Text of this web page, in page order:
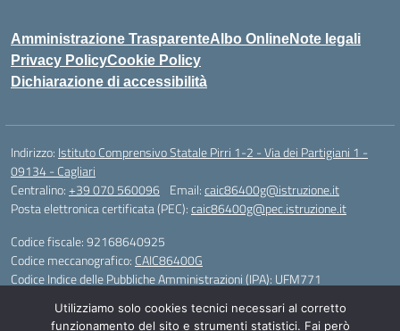
Amministrazione TrasparenteAlbo OnlineNote legali
Privacy PolicyCookie Policy
Dichiarazione di accessibilità
Indirizzo: Istituto Comprensivo Statale Pirri 1-2 - Via dei Partigiani 1 -
09134 - Cagliari
Centralino:+39 070 560096 Email:caic86400g@istruzione.it
Posta elettronica certificata (PEC):caic86400g@pec.istruzione.it
Codice fiscale: 92168640925
Codice meccanografico: CAIC86400G
Codice Indice delle Pubbliche Amministrazioni (IPA): UFM771
IBAN - IT 46 W 0101504808000070626497
Utilizziamo solo cookies tecnici necessari al corretto
funzionamento del sito e strumenti statistici. Fai però